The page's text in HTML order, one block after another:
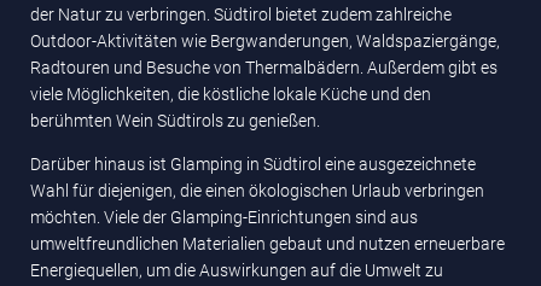
der Natur zu verbringen. Südtirol bietet zudem zahlreiche
Outdoor-Aktivitäten wie Bergwanderungen, Waldspaziergänge,
Radtouren und Besuche von Thermalbädern. Außerdem gibt es
viele Möglichkeiten, die köstliche lokale Küche und den
berühmten Wein Südtirols zu genießen.
Darüber hinaus ist Glamping in Südtirol eine ausgezeichnete
Wahl für diejenigen, die einen ökologischen Urlaub verbringen
möchten. Viele der Glamping-Einrichtungen sind aus
umweltfreundlichen Materialien gebaut und nutzen erneuerbare
Energiequellen, um die Auswirkungen auf die Umwelt zu